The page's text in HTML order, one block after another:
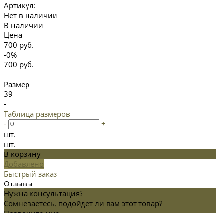
Артикул:
Нет в наличии
В наличии
Цена
700 руб.
-0%
700 руб.
Размер
39
-
Таблица размеров
-
+
шт.
шт.
В корзину
Добавлено
Быстрый заказ
Отзывы
Нужна консультация?
Сомневаетесь, подойдет ли вам этот товар?